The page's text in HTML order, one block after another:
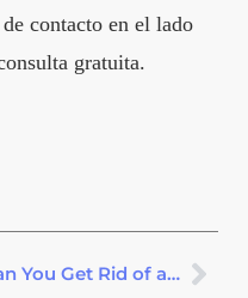
contacto en el lado
gratuita.
Can You Get Rid of a Canto del Sol Timeshare?